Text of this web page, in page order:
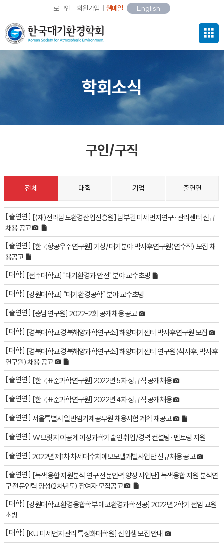
로그인 회원가입 웹메일 English
학회소식
구인/구직
전체 대학 기업 출연연
[ 출연연 ] [(재)전라남도환경산업진흥원] 남부권 미세먼지연구·관리센터 신규
채용 공고
[ 출연연 ] [한국항공우주연구원] 기상/대기분야 박사후연구원(연수직) 모집 채
용공고
[ 대학 ] [전주대학교] "대기환경과 안전" 분야 교수초빙
[ 대학 ] [강원대학교] “대기환경공학” 분야 교수초빙
[ 출연연 ] [충남연구원] 2022-2회 공개채용 공고
[ 대학 ] [경북대학교 경북해양과학연구소] 해양대기센터 박사후연구원 모집
[ 대학 ] [경북대학교 경북해양과학연구소] 해양대기센터 연구원(석사후, 박사후
연구원) 채용 공고
[ 출연연 ] [한국표준과학연구원] 2022년 5차 정규직 공개채용
[ 출연연 ] [한국표준과학연구원] 2022년 4차 정규직 공개채용
[ 출연연 ] 서울특별시 일반임기제공무원 채용시험 계획 재공고
[ 출연연 ] W브릿지 이공계 여성과학기술인 취업/경력 컨설팅·멘토링 지원
[ 출연연 ] 2022년 제1차 차세대수치예보모델개발사업단 신규채용 공고
[ 출연연 ] [녹색융합 지원분석 연구 전문인력 양성 사업단] 녹색융합 지원 분석연
구 전문인력 양성(2차년도) 참여자 모집공고
[ 대학 ] [강원대학교 환경융합학부 에코환경과학전공] 2022년 2학기 전임 교원
초빙
[ 대학 ] [KU 미세먼지관리 특성화대학원] 신입생 모집 안내